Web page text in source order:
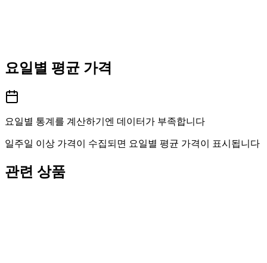
요일별 평균 가격
요일별 통계를 계산하기엔 데이터가 부족합니다
일주일 이상 가격이 수집되면 요일별 평균 가격이 표시됩니다
관련 상품